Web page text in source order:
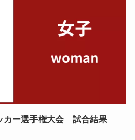
カー選手権大会 試合結果